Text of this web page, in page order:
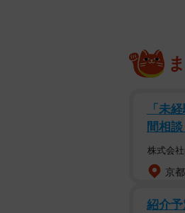
「未
間相
株式会
京
紹介